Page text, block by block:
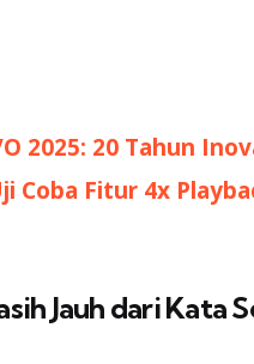
2025: 20 Tahun
Coba Fitur 4x
Jauh dari Kata